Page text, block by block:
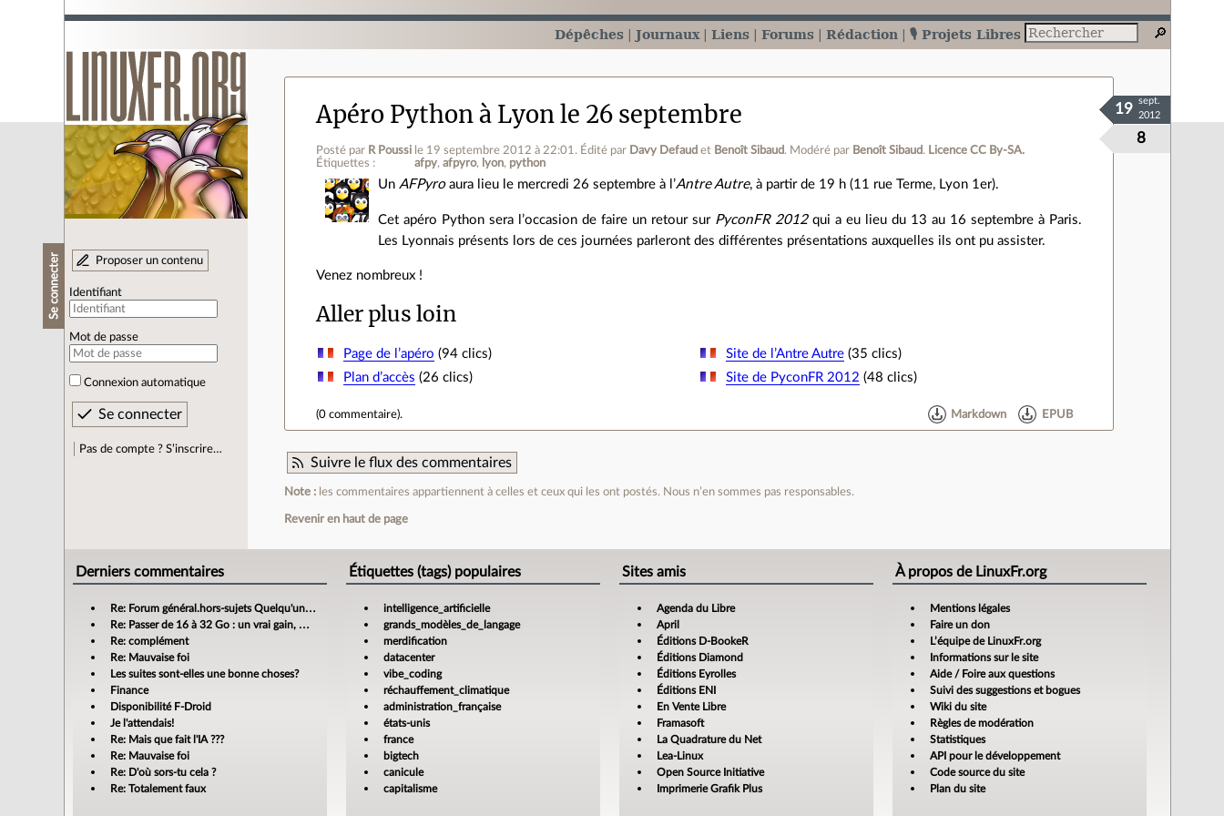
Dépêches Journaux Liens Forums Rédaction 🎙️ Projets Libres
Se connecter Proposer un contenu
Identifiant
Mot de passe
Connexion automatique
Pas de compte ? S’inscrire…
Apéro Python à Lyon le 26 septembre
Posté par R Poussi le 19 septembre 2012 à 22:01 . Édité par Davy Defaud et Benoît Sibaud. Modéré par Benoît Sibaud. Licence CC By‑SA.
Étiquettes :
afpy afpyro lyon python
8
19
sept.
2012
UnAFPyroaura lieu le mercredi 26 septembre à l’Antre Autre, à partir de 19 h (11 rue Terme, Lyon 1er).
Cet apéro Python sera l’occasion de faire un retour sur PyconFR 2012qui a eu lieu du 13 au 16 septembre à Paris.
Les Lyonnais présents lors de ces journées parleront des différentes présentations auxquelles ils ont pu assister.
Venez nombreux !
Aller plus loin
Page de l’apéro (94 clics) Site de l’Antre Autre (35 clics)
Plan d’accès (26 clics) Site de PyconFR 2012 (48 clics)
(0 commentaire). Markdown EPUB
Suivre le flux des commentaires
Note : les commentaires appartiennent à celles et ceux qui les ont postés. Nous n’en sommes pas responsables.
Revenir en haut de page
Derniers commentaires
Re: Forum général.hors-sujets Quelqu'un a déjà confié sa compta à un cabinet d'expertise comptable en ligne ?
Re: Passer de 16 à 32 Go : un vrai gain, mais jusqu’où ?
Re: complément
Re: Mauvaise foi
Les suites sont-elles une bonne choses?
Finance
Disponibilité F-Droid
Je l'attendais!
Re: Mais que fait l'IA ???
Re: Mauvaise foi
Re: D'où sors-tu cela ?
Re: Totalement faux
Étiquettes (tags) populaires
intelligence_artificielle
grands_modèles_de_langage
merdification
datacenter
vibe_coding
réchauffement_climatique
administration_française
états-unis
france
bigtech
canicule
capitalisme
Sites amis
Agenda du Libre
April
Éditions D-BookeR
Éditions Diamond
Éditions Eyrolles
Éditions ENI
En Vente Libre
Framasoft
La Quadrature du Net
Lea-Linux
Open Source Initiative
Imprimerie Grafik Plus
À propos de LinuxFr.org
Mentions légales
Faire un don
L’équipe de LinuxFr.org
Informations sur le site
Aide / Foire aux questions
Suivi des suggestions et bogues
Wiki du site
Règles de modération
Statistiques
API pour le développement
Code source du site
Plan du site